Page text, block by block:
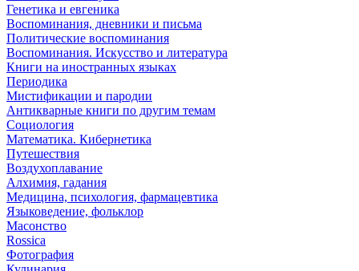
Генетика и евгеника
Воспоминания, дневники и письма
Политические воспоминания
Воспоминания. Искусство и литература
Книги на иностранных языках
Периодика
Мистификации и пародии
Антикварные книги по другим темам
Социология
Математика. Кибернетика
Путешествия
Воздухоплавание
Алхимия, гадания
Медицина, психология, фармацевтика
Языковедение, фольклор
Масонство
Rossica
Фотография